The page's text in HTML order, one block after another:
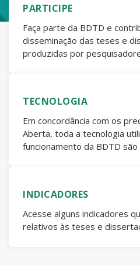
PARTICIPE
Faça parte da BDTD e
disseminação das teses e
produzidas por
TECNOLOGIA
Em concordância com os
Aberta, toda a tecnologia
funcionamento da BDTD
INDICADORES
Acesse alguns indicadores
relativos às teses e